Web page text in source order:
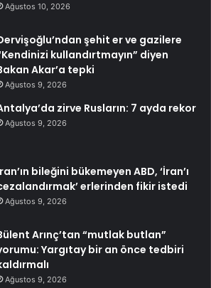
Ağustos 10, 2026
şehit er ve gazilere
kullandırtmayın” diyen
Akar’a tepki
Ağustos 9, 2026
zirve Rusların: 7 ayda rekor
Ağustos 9, 2026
bileğini bükemeyen ABD, ‘İran’ı
erlerinden fikir istedi
Ağustos 9, 2026
Arınç’tan “mutlak butlan”
Yargıtay bir an önce tedbiri
Ağustos 9, 2026